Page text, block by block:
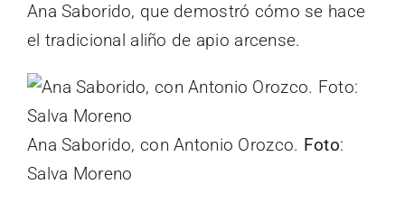
Ana Saborido, que demostró cómo se hace
el tradicional aliño de apio arcense.
Ana Saborido, con Antonio Orozco. Foto:
Salva Moreno